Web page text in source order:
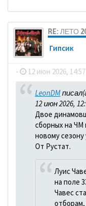
RE: ЛЕТО
Гипсик
- 12 июн 2026, 14:57
LeonDM
12 июн 2026,
Двое
сборных на ЧМ
новому сезону
От Рустат.
Луис
на поле
Чавес